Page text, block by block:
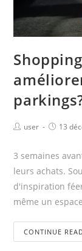
user 13
3 semaines
leurs achats.
d'inspiration
même un
CONTINUE